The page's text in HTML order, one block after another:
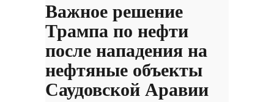
Важное решение
Трампа по нефти
после нападения на
нефтяные объекты
Саудовской Аравии